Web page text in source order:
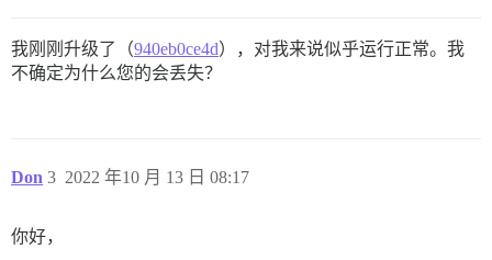
我刚刚升级了（940eb0ce4d），对我来说似乎运行正常。我
不确定为什么您的会丢失？
Don 2022 年10 月 13 日 08:17
3
你好，